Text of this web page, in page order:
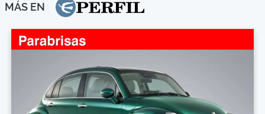
MÁS EN